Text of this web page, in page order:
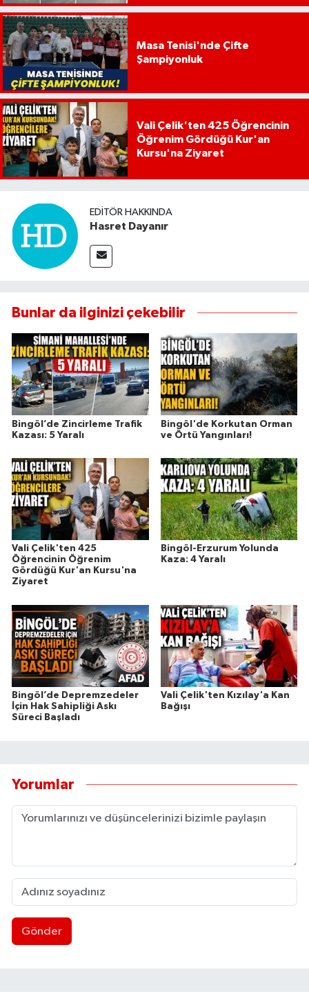
Masa Tenisi'nde Çifte
Şampiyonluk
Vali Çelik'ten 425 Öğrencinin
Öğrenim Gördüğü Kur'an
Kursu'na Ziyaret
EDITÖR HAKKINDA
Hasret Dayanır
Bunlar da ilginizi çekebilir
Bingöl’de Zincirleme Trafik
Kazası: 5 Yaralı
Bingöl'de Korkutan Orman
ve Örtü Yangınları!
Vali Çelik'ten 425
Öğrencinin Öğrenim
Gördüğü Kur'an Kursu'na
Ziyaret
Bingöl-Erzurum Yolunda
Kaza: 4 Yaralı
Bingöl’de Depremzedeler
İçin Hak Sahipliği Askı
Süreci Başladı
Vali Çelik'ten Kızılay'a Kan
Bağışı
Yorumlar
Gönder